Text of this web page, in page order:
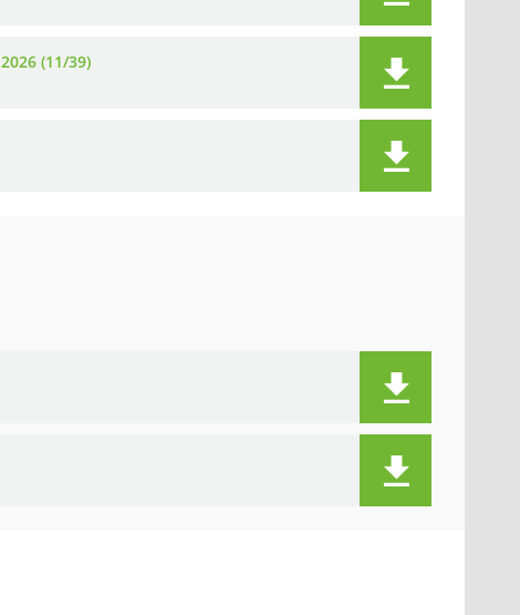
(11/39)